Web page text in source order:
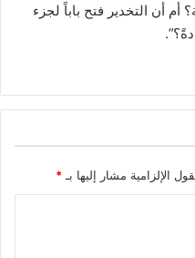
أن التخدير فتح باباً لجزء
الإلزامية مشار إليها بـ *